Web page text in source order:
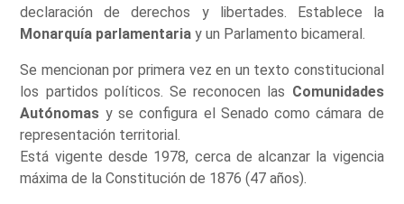
declaración de derechos y libertades. Establece la
Monarquía parlamentaria y un Parlamento bicameral.
Se mencionan por primera vez en un texto constitucional
los partidos políticos. Se reconocen las Comunidades
Autónomas y se configura el Senado como cámara de
representación territorial.
Está vigente desde 1978, cerca de alcanzar la vigencia
máxima de la Constitución de 1876 (47 años).